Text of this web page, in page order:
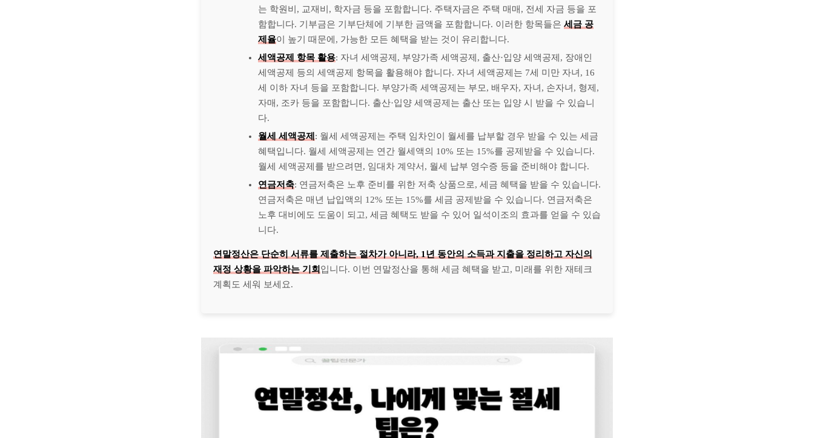
는 학원비, 교재비, 학자금 등을 포함합니다. 주택자금은 주택 매매, 전세 자금 등을 포
함합니다. 기부금은 기부단체에 기부한 금액을 포함합니다. 이러한 항목들은 세금 공
제율이 높기 때문에, 가능한 모든 혜택을 받는 것이 유리합니다.
세액공제 항목 활용: 자녀 세액공제, 부양가족 세액공제, 출산·입양 세액공제, 장애인
세액공제 등의 세액공제 항목을 활용해야 합니다. 자녀 세액공제는 7세 미만 자녀, 16
세 이하 자녀 등을 포함합니다. 부양가족 세액공제는 부모, 배우자, 자녀, 손자녀, 형제,
자매, 조카 등을 포함합니다. 출산·입양 세액공제는 출산 또는 입양 시 받을 수 있습니
다.
월세 세액공제: 월세 세액공제는 주택 임차인이 월세를 납부할 경우 받을 수 있는 세금
혜택입니다. 월세 세액공제는 연간 월세액의 10% 또는 15%를 공제받을 수 있습니다.
월세 세액공제를 받으려면, 임대차 계약서, 월세 납부 영수증 등을 준비해야 합니다.
연금저축: 연금저축은 노후 준비를 위한 저축 상품으로, 세금 혜택을 받을 수 있습니다.
연금저축은 매년 납입액의 12% 또는 15%를 세금 공제받을 수 있습니다. 연금저축은
노후 대비에도 도움이 되고, 세금 혜택도 받을 수 있어 일석이조의 효과를 얻을 수 있습
니다.
연말정산은 단순히 서류를 제출하는 절차가 아니라, 1년 동안의 소득과 지출을 정리하고 자신의
재정 상황을 파악하는 기회입니다. 이번 연말정산을 통해 세금 혜택을 받고, 미래를 위한 재테크
계획도 세워 보세요.